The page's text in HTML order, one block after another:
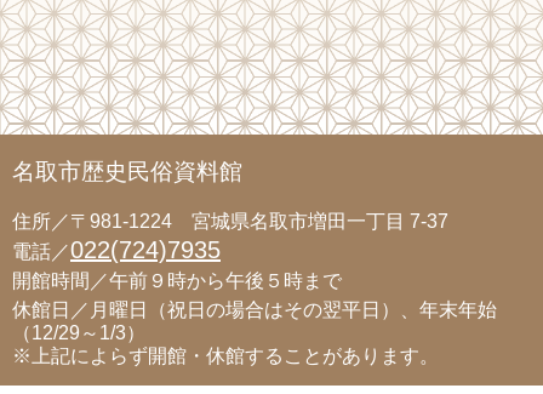
名取市歴史民俗資料館
住所／〒981-1224 宮城県名取市増田一丁目 7-37
電話／022(724)7935
開館時間／午前９時から午後５時まで
休館日／月曜日（祝日の場合はその翌平日）、年末年始
（12/29～1/3）
※上記によらず開館・休館することがあります。